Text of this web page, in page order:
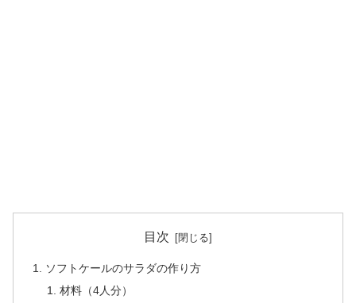
目次
ソフトケールのサラダの作り方
材料（4人分）